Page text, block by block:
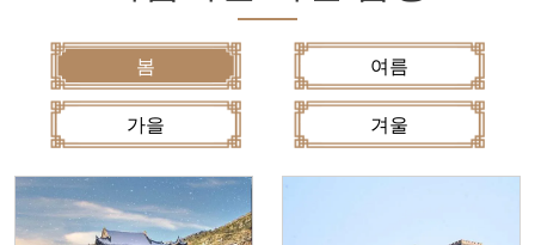
봄 여름
가을 겨울